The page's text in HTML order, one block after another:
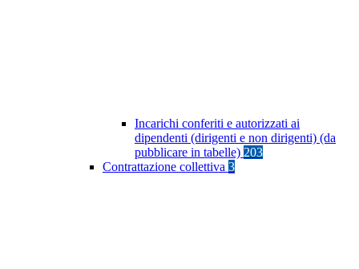
Incarichi conferiti e autorizzati ai
dipendenti (dirigenti e non dirigenti) (da
pubblicare in tabelle) 203
Contrattazione collettiva 3